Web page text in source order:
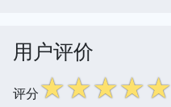
用户评价
评分☆☆☆☆☆